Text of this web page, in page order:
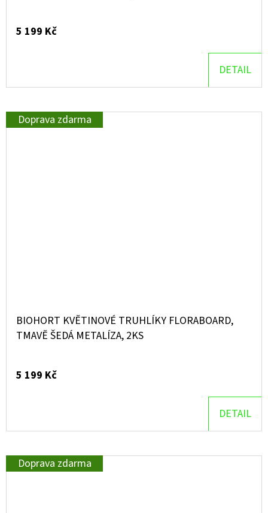
5 199 Kč
DETAIL
Doprava zdarma
BIOHORT KVĚTINOVÉ TRUHLÍKY FLORABOARD,
TMAVĚ ŠEDÁ METALÍZA, 2KS
5 199 Kč
DETAIL
Doprava zdarma